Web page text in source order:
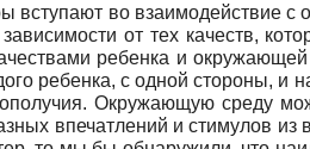
во взаимодействие с
от тех качеств,
ребенка и
ребенка, с одной стороны, и
Окружающую среду
впечатлений и стимулов